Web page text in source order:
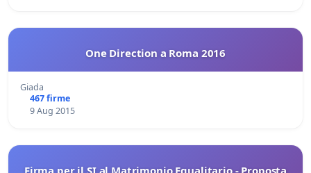
One Direction a Roma 2016
Giada
467 firme
9 Aug 2015
Firma per il SI al Matrimonio Egualitario - Proposta